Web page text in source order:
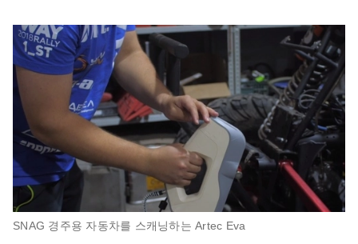
SNAG 경주용 자동차를 스캐닝하는 Artec Eva